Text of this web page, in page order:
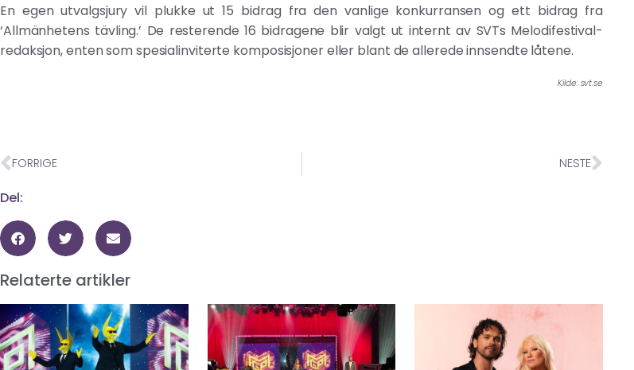
En egen utvalgsjury vil plukke ut 15 bidrag fra den vanlige konkurransen og ett bidrag fra
‘Allmänhetens tävling.’ De resterende 16 bidragene blir valgt ut internt av SVTs Melodifestival-
redaksjon, enten som spesialinviterte komposisjoner eller blant de allerede innsendte låtene.
Kilde: svt.se
FORRIGE NESTE
Del:
Relaterte artikler